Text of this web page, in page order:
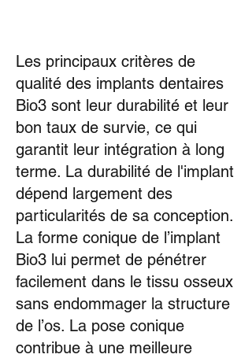
Les principaux critères de
qualité des implants dentaires
Bio3 sont leur durabilité et leur
bon taux de survie, ce qui
garantit leur intégration à long
terme. La durabilité de l'implant
dépend largement des
particularités de sa conception.
La forme conique de l’implant
Bio3 lui permet de pénétrer
facilement dans le tissu osseux
sans endommager la structure
de l’os. La pose conique
contribue à une meilleure